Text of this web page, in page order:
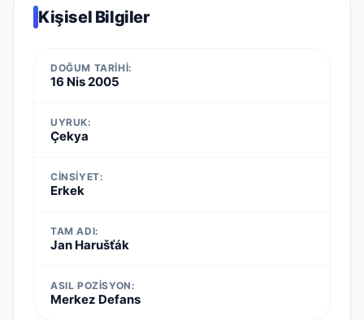
Kişisel Bilgiler
DOĞUM TARIHI:
16 Nis 2005
UYRUK:
Çekya
CINSIYET:
Erkek
TAM ADI:
Jan Harušťák
ASIL POZISYON:
Merkez Defans